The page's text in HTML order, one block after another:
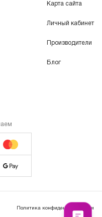
Карта сайта
Личный кабинет
Производители
Блог
Политика конфиденциальности